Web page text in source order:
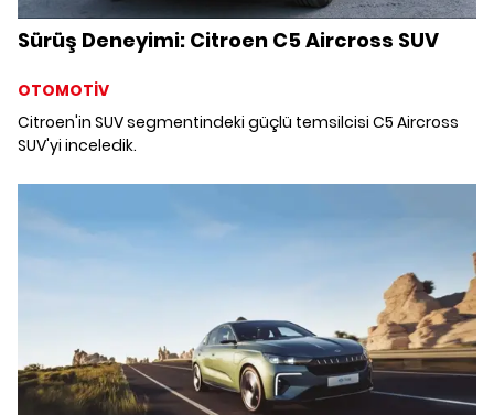
Sürüş Deneyimi: Citroen C5 Aircross SUV
OTOMOTİV
Citroen'in SUV segmentindeki güçlü temsilcisi C5 Aircross
SUV'yi inceledik.